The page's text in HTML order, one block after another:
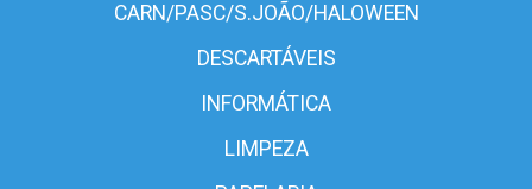
CARN/PASC/S.JOÃO/HALOWEEN
DESCARTÁVEIS
INFORMÁTICA
LIMPEZA